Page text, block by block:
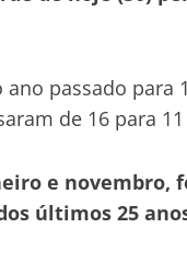
passado para
de 16 para
e novembro,
últimos 25